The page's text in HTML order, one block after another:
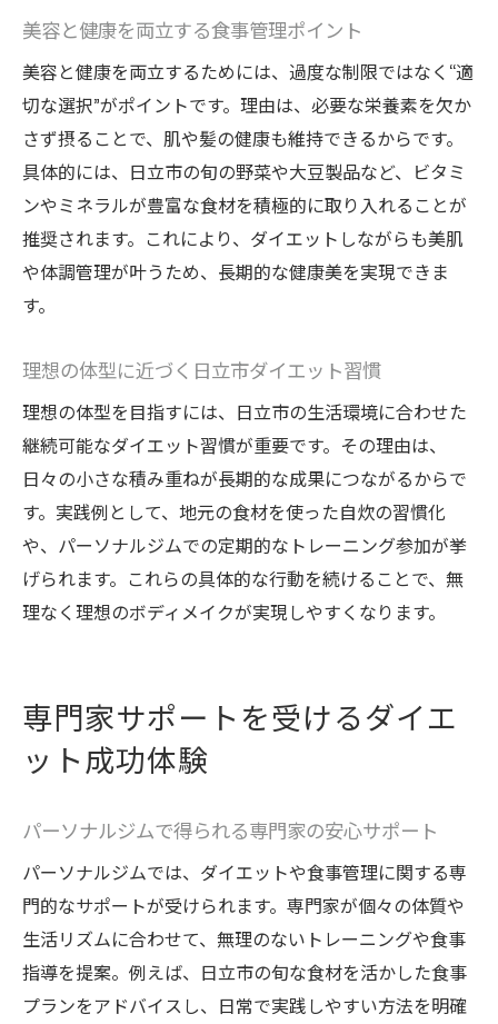
美容と健康を両立する食事管理ポイント
美容と健康を両立するためには、過度な制限ではなく“適
切な選択”がポイントです。理由は、必要な栄養素を欠か
さず摂ることで、肌や髪の健康も維持できるからです。
具体的には、日立市の旬の野菜や大豆製品など、ビタミ
ンやミネラルが豊富な食材を積極的に取り入れることが
推奨されます。これにより、ダイエットしながらも美肌
や体調管理が叶うため、長期的な健康美を実現できま
す。
理想の体型に近づく日立市ダイエット習慣
理想の体型を目指すには、日立市の生活環境に合わせた
継続可能なダイエット習慣が重要です。その理由は、
日々の小さな積み重ねが長期的な成果につながるからで
す。実践例として、地元の食材を使った自炊の習慣化
や、パーソナルジムでの定期的なトレーニング参加が挙
げられます。これらの具体的な行動を続けることで、無
理なく理想のボディメイクが実現しやすくなります。
専門家サポートを受けるダイエ
ット成功体験
パーソナルジムで得られる専門家の安心サポート
パーソナルジムでは、ダイエットや食事管理に関する専
門的なサポートが受けられます。専門家が個々の体質や
生活リズムに合わせて、無理のないトレーニングや食事
指導を提案。例えば、日立市の旬な食材を活かした食事
プランをアドバイスし、日常で実践しやすい方法を明確